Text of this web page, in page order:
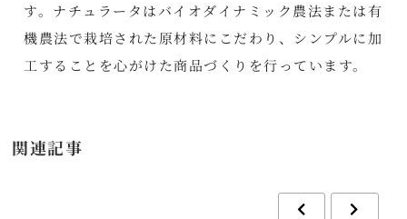
す。ナチュラータはバイオダイナミック農法または有
機農法で栽培された原材料にこだわり、シンプルに加
工することを心がけた商品づくりを行っています。
関連記事